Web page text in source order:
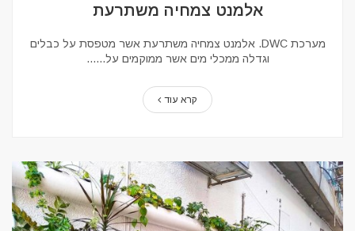
אלמנט צמחיה משתרעת
מערכת DWC. אלמנט צמחיה משתרעת אשר מטפסת על כבלים
וגדלה ממכלי מים אשר ממוקמים על...
קרא עוד